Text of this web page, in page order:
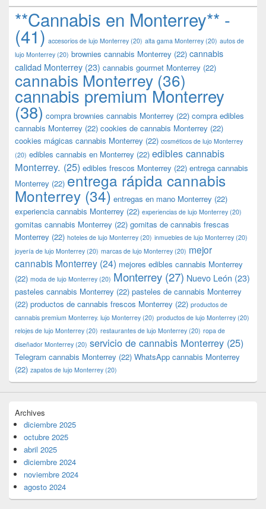
**Cannabis en Monterrey** -
(41) accesorios de lujo Monterrey (20) alta gama Monterrey (20) autos de
lujo Monterrey (20) brownies cannabis Monterrey (22) cannabis
calidad Monterrey (23) cannabis gourmet Monterrey (22)
cannabis Monterrey (36)
cannabis premium Monterrey
(38) compra brownies cannabis Monterrey (22) compra edibles
cannabis Monterrey (22) cookies de cannabis Monterrey (22)
cookies mágicas cannabis Monterrey (22) cosméticos de lujo Monterrey
(20) edibles cannabis en Monterrey (22) edibles cannabis
Monterrey. (25) edibles frescos Monterrey (22) entrega cannabis
Monterrey (22) entrega rápida cannabis
Monterrey (34) entregas en mano Monterrey (22)
experiencia cannabis Monterrey (22) experiencias de lujo Monterrey (20)
gomitas cannabis Monterrey (22) gomitas de cannabis frescas
Monterrey (22) hoteles de lujo Monterrey (20) inmuebles de lujo Monterrey (20)
joyería de lujo Monterrey (20) marcas de lujo Monterrey (20) mejor
cannabis Monterrey (24) mejores edibles cannabis Monterrey
(22) moda de lujo Monterrey (20) Monterrey (27) Nuevo León (23)
pasteles cannabis Monterrey (22) pasteles de cannabis Monterrey
(22) productos de cannabis frescos Monterrey (22) productos de
cannabis premium Monterrey. lujo Monterrey (20) productos de lujo Monterrey (20)
relojes de lujo Monterrey (20) restaurantes de lujo Monterrey (20) ropa de
diseñador Monterrey (20) servicio de cannabis Monterrey (25)
Telegram cannabis Monterrey (22) WhatsApp cannabis Monterrey
(22) zapatos de lujo Monterrey (20)
Archives
diciembre 2025
octubre 2025
abril 2025
diciembre 2024
noviembre 2024
agosto 2024